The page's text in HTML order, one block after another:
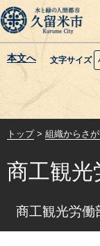
本文へ 文字サイズ
暮らし・届出
健康・医療・
観光魅力・イ
創業・産業・
トップ> 組織からさ
商工観光
商工観光労働